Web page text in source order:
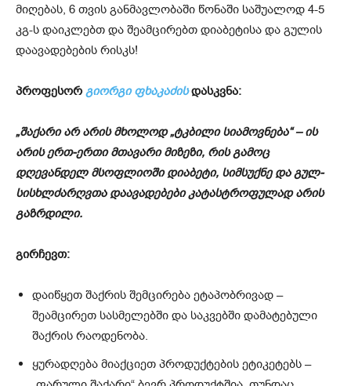
მიღებას, 6 თვის განმავლობაში წონაში საშუალოდ 4-5
კგ-ს დაიკლებთ და შეამცირებთ დიაბეტისა და გულის
დაავადებების რისკს!
პროფესორგიორგი ფხაკაძისდასკვნა:
„შაქარი არ არის მხოლოდ „ტკბილი სიამოვნება“ – ის
არის ერთ-ერთი მთავარი მიზეზი, რის გამოც
დღევანდელ მსოფლიოში დიაბეტი, სიმსუქნე და გულ-
სისხლძარღვთა დაავადებები კატასტროფულად არის
გაზრდილი.
გირჩევთ:
დაიწყეთ შაქრის შემცირება ეტაპობრივად –
შეამცირეთ სასმელებში და საკვებში დამატებული
შაქრის რაოდენობა.
ყურადღება მიაქციეთ პროდუქტების ეტიკეტებს –